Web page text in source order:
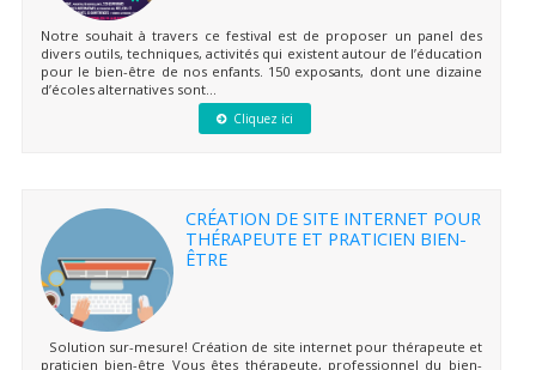
Notre souhait à travers ce festival est de proposer un panel des
divers outils, techniques, activités qui existent autour de l’éducation
pour le bien-être de nos enfants. 150 exposants, dont une dizaine
d’écoles alternatives sont...
Cliquez ici
CRÉATION DE SITE INTERNET POUR
THÉRAPEUTE ET PRATICIEN BIEN-
ÊTRE
Solution sur-mesure! Création de site internet pour thérapeute et
praticien bien-être Vous êtes thérapeute, professionnel du bien-